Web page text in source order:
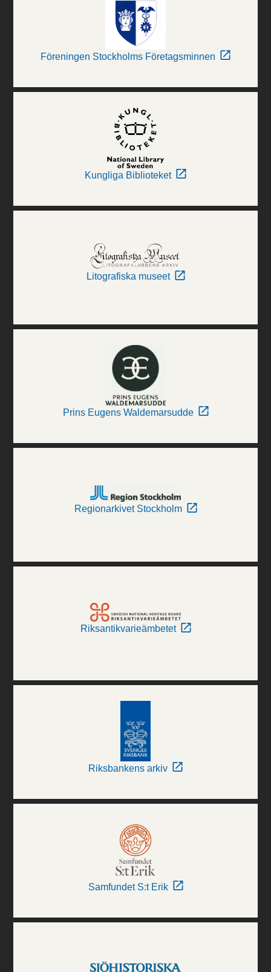
Föreningen Stockholms Företagsminnen
Kungliga Biblioteket
Litografiska museet
Prins Eugens Waldemarsudde
Regionarkivet Stockholm
Riksantikvarieämbetet
Riksbankens arkiv
Samfundet S:t Erik